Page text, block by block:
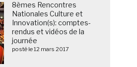
8èmes Rencontres
Nationales Culture et
Innovation(s): comptes-
rendus et vidéos de la
journée
posté le 12 mars 2017